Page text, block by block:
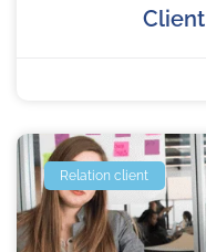
Relation client